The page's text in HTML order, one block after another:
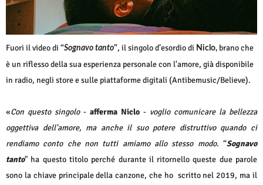
Fuori il video di “Sognavo tanto”, il singolo d’esordio di Niclo, brano che
è un riflesso della sua esperienza personale con l'amore, già disponibile
in radio, negli store e sulle piattaforme digitali (Antibemusic/Believe).
«Con questo singolo- afferma Niclo - voglio comunicare la bellezza
oggettiva dell'amore, ma anche il suo potere distruttivo quando ci
rendiamo conto che non tutti amiamo allo stesso modo. “Sognavo
tanto" ha questo titolo perché durante il ritornello queste due parole
sono la chiave principale della canzone, che ho scritto nel 2019, ma il